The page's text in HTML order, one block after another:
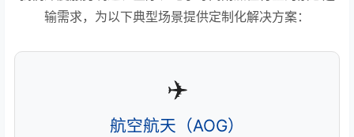
输需求，为以下典型场景提供定制化解决方案：
✈️
航空航天（AOG）